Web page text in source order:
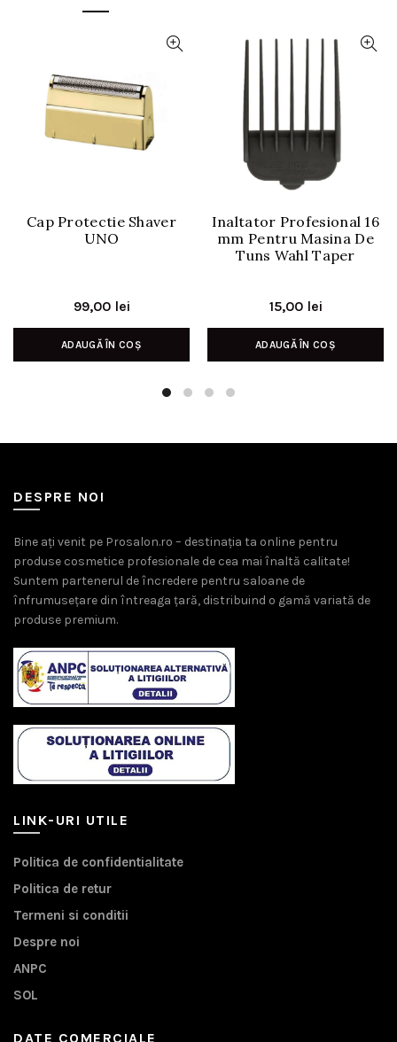
Cap Protectie Shaver
UNO
99,00 lei
ADAUGĂ ÎN COȘ
Inaltator Profesional 16
mm Pentru Masina De
Tuns Wahl Taper
15,00 lei
ADAUGĂ ÎN COȘ
DESPRE NOI
Bine ați venit pe Prosalon.ro – destinația ta online pentru
produse cosmetice profesionale de cea mai înaltă calitate!
Suntem partenerul de încredere pentru saloane de
înfrumusețare din întreaga țară, distribuind o gamă variată de
produse premium.
LINK-URI UTILE
Politica de confidentialitate
Politica de retur
Termeni si conditii
Despre noi
ANPC
SOL
DATE COMERCIALE